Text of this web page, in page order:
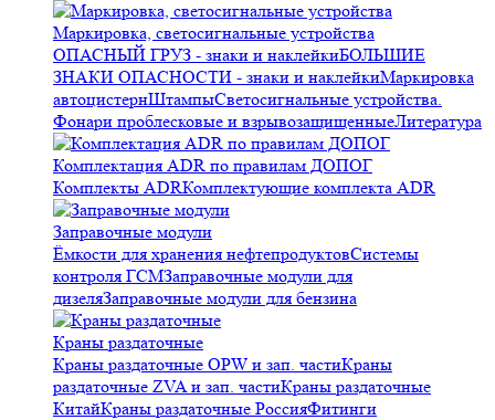
Маркировка, светосигнальные устройства
ОПАСНЫЙ ГРУЗ - знаки и наклейкиБОЛЬШИЕ
ЗНАКИ ОПАСНОСТИ - знаки и наклейкиМаркировка
автоцистернШтампыСветосигнальные устройства.
Фонари проблесковые и взрывозащищенныеЛитература
Комплектация ADR по правилам ДОПОГ
Комплекты ADRКомплектующие комплекта ADR
Заправочные модули
Ёмкости для хранения нефтепродуктовСистемы
контроля ГСМЗаправочные модули для
дизеляЗаправочные модули для бензина
Краны раздаточные
Краны раздаточные OPW и зап. частиКраны
раздаточные ZVA и зап. частиКраны раздаточные
КитайКраны раздаточные РоссияФитинги